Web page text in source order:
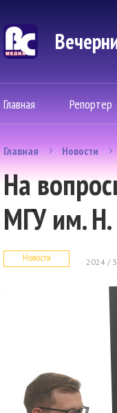
Главная Репортер
Главная Новости
На
МГУ им. Н.
Новости 2024 /